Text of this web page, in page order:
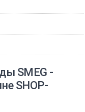
SMEG -
SHOP-